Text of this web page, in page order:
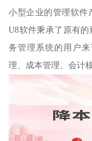
小型企业的管理软件
U8软件秉承了原有
务管理系统的用户
理、成本管理、会计